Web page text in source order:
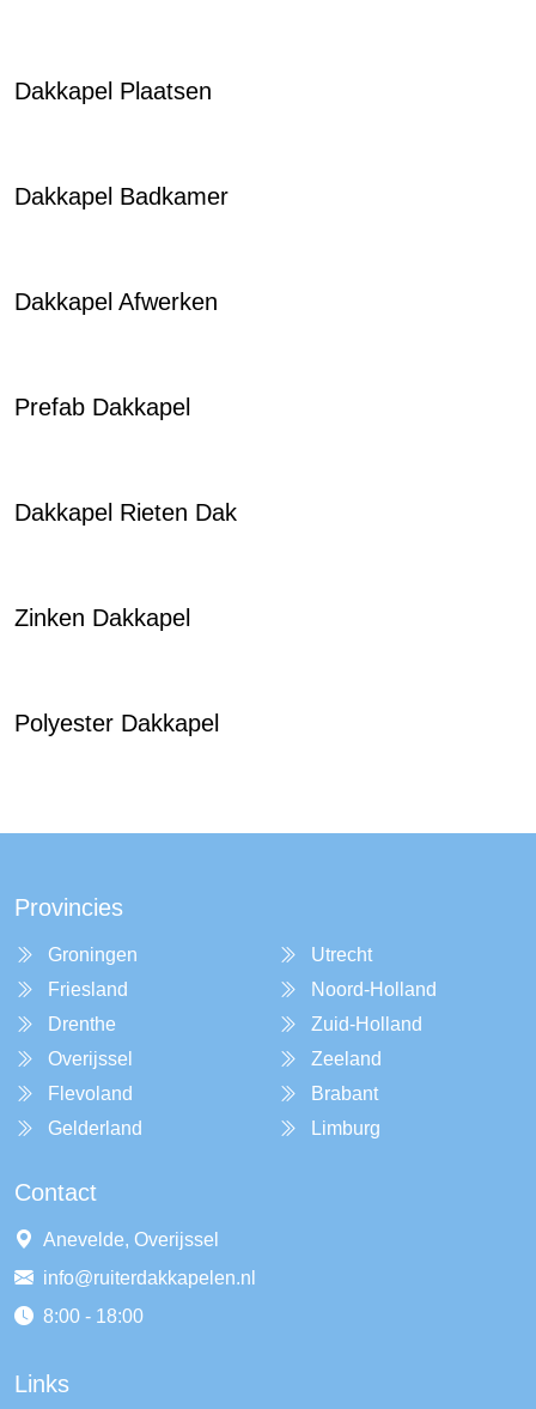
Dakkapel Plaatsen
Dakkapel Badkamer
Dakkapel Afwerken
Prefab Dakkapel
Dakkapel Rieten Dak
Zinken Dakkapel
Polyester Dakkapel
Provincies
Groningen
Friesland
Drenthe
Overijssel
Flevoland
Gelderland
Utrecht
Noord-Holland
Zuid-Holland
Zeeland
Brabant
Limburg
Contact
Anevelde, Overijssel
info@ruiterdakkapelen.nl
8:00 - 18:00
Links